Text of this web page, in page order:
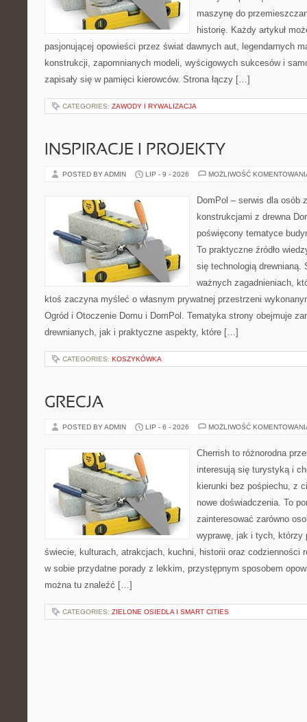
maszynę do
historię. Każdy artykuł
pasjonującej opowieści przez świat dawnych aut, legendarnych
konstrukcji, zapomnianych modeli, wyścigowych sukcesów i
zapisały się w pamięci kierowców. Strona łączy […]
CATEGORIES: ZAWODY I RYWALIZACJA
INSPIRACJE I PROJEKTY
POSTED BY ADMIN LIP - 9 - 2026 MOŻLIWOŚĆ
DomPol – serwis dla osób
konstrukcjami z drewna
poświęcony tematyce
To praktyczne źródło
się technologią drewnianą.
ważnych zagadnieniach,
ktoś zaczyna myśleć o własnym prywatnej przestrzeni
Ogród i Otoczenie Domu i DomPol. Tematyka strony obejmuje
drewnianych, jak i praktyczne aspekty, które […]
CATEGORIES: KOSZYKÓWKA
GRECJA
POSTED BY ADMIN LIP - 6 - 2026 MOŻLIWOŚĆ
Cherrish to różnorodna
interesują się turystyką i
kierunki bez pośpiechu, z
nowe doświadczenia. To
zainteresować zarówno
wyprawę, jak i tych, którzy
świecie, kulturach, atrakcjach, kuchni, historii oraz codzienności
w sobie przydatne porady z lekkim, przystępnym sposobem
można tu znaleźć […]
CATEGORIES: ZIELONE OSIEDLA I SMART CITIES